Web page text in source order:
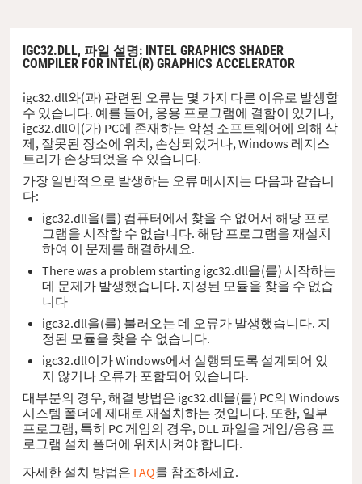
IGC32.DLL, 파일 설명: INTEL GRAPHICS SHADER
COMPILER FOR INTEL(R) GRAPHICS ACCELERATOR
igc32.dll와(과) 관련된 오류는 몇 가지 다른 이유로 발생할
수 있습니다. 예를 들어, 응용 프로그램에 결함이 있거나,
igc32.dll이(가) PC에 존재하는 악성 소프트웨어에 의해 삭
제, 잘못된 장소에 위치, 손상되었거나, Windows 레지스
트리가 손상되었을 수 있습니다.
가장 일반적으로 발생하는 오류 메시지는 다음과 같습니
다:
igc32.dll을(를) 컴퓨터에서 찾을 수 없어서 해당 프로
그램을 시작할 수 없습니다. 해당 프로그램을 재설치
하여 이 문제를 해결하세요.
There was a problem starting igc32.dll을(를) 시작하는
데 문제가 발생했습니다. 지정된 모듈을 찾을 수 없습
니다
igc32.dll을(를) 불러오는 데 오류가 발생했습니다. 지
정된 모듈을 찾을 수 없습니다.
igc32.dll이가 Windows에서 실행되도록 설계되어 있
지 않거나 오류가 포함되어 있습니다.
대부분의 경우, 해결 방법은 igc32.dll을(를) PC의 Windows
시스템 폴더에 제대로 재설치하는 것입니다. 또한, 일부
프로그램, 특히 PC 게임의 경우, DLL 파일을 게임/응용 프
로그램 설치 폴더에 위치시켜야 합니다.
자세한 설치 방법은 FAQ를 참조하세요.